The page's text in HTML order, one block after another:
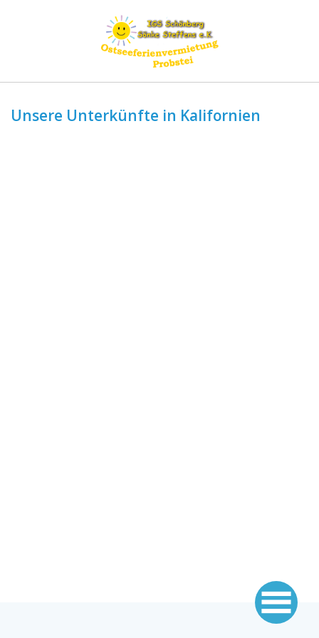
Unsere Unterkünfte in Kalifornien